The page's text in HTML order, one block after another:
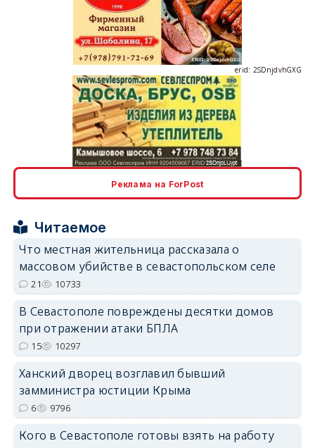
erid: 2SDnjdvhGXG
erid: 2SDnjdvhGXG
Реклама на ForPost
Читаемое
Что местная жительница рассказала о
массовом убийстве в севастопольском селе
21 10733
В Севастополе повреждены десятки домов
при отражении атаки БПЛА
15 10297
Ханский дворец возглавил бывший
замминистра юстиции Крыма
6 9796
Кого в Севастополе готовы взять на работу